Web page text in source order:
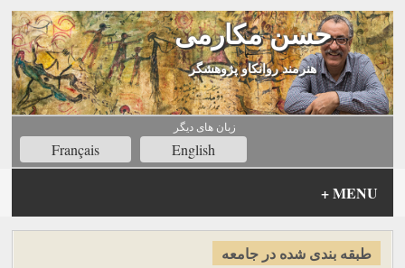
حسن مکارمی
هنرمند روانکاو پژوهشگر
زبان های ديگر
Français English
MENU
+
طبقه بندی شده در جامعه